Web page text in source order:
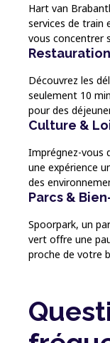
Hart van
services de train
vous concentrer
Découvrez les
seulement 10
pour des
Culture &
Imprégnez-vous
une expérience
des
Parcs &
Spoorpark, un
vert offre une
proche de votre